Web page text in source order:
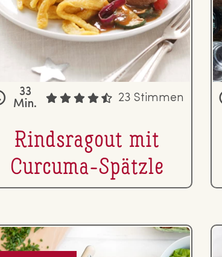
33
Min.
23 Stimmen
Rinds­ra­gout mit
Curcuma-Spätzle